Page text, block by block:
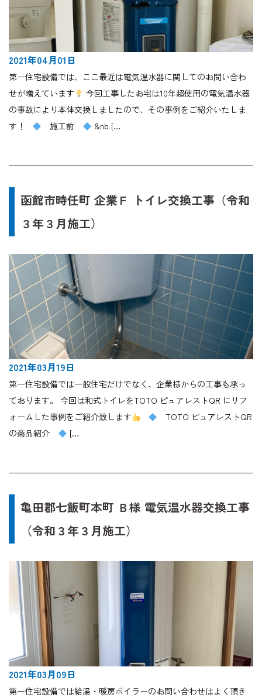
2021年04月01日
第一住宅設備では、ここ最近は電気温水器に関してのお問い合わ
せが増えています
今回工事したお宅は10年超使用の電気温水器
の事故により本体交換しましたので、その事例をご紹介いたしま
す！
施工前 &nb […
函館市時任町 企業Ｆ トイレ交換工事（令和
３年３月施工）
2021年03月19日
第一住宅設備では一般住宅だけでなく、企業様からの工事も承っ
ております。 今回は和式トイレをTOTO ピュアレストQR にリフ
ォームした事例をご紹介致します
TOTO ピュアレストQR
の商品紹介
[…
亀田郡七飯町本町 Ｂ様 電気温水器交換工事
（令和３年３月施工）
2021年03月09日
第一住宅設備では給湯・暖房ボイラーのお問い合わせはよく頂き